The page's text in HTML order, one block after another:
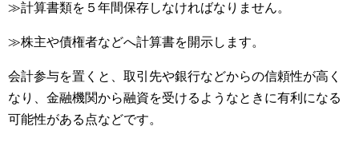
≫計算書類を５年間保存しなければなりません。
≫株主や債権者などへ計算書を開示します。
会計参与を置くと、取引先や銀行などからの信頼性が高く
なり、金融機関から融資を受けるようなときに有利になる
可能性がある点などです。